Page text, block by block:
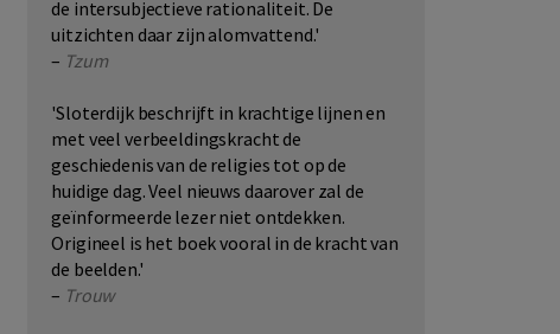
de intersubjectieve rationaliteit. De
uitzichten daar zijn alomvattend.'
– Tzum
'Sloterdijk beschrijft in krachtige lijnen en
met veel verbeeldingskracht de
geschiedenis van de religies tot op de
huidige dag. Veel nieuws daarover zal de
geïnformeerde lezer niet ontdekken.
Origineel is het boek vooral in de kracht van
de beelden.'
– Trouw